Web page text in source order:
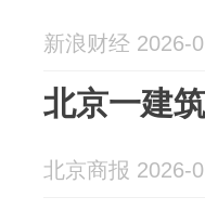
新浪财经 2026-
北京一建
北京商报 2026-